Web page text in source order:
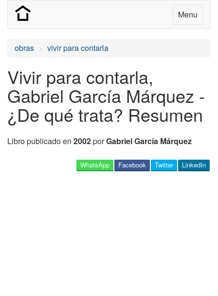
Menu
obras vivir para contarla
Vivir para contarla,
Gabriel García Márquez -
¿De qué trata? Resumen
Libro publicado en 2002porGabriel García Márquez
LinkedIn
Twitter
Facebook
WhatsApp